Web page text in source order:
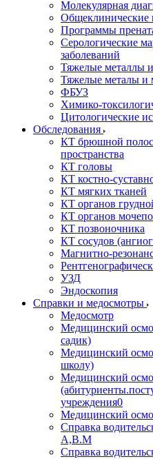
Молекулярная
Общеклинические
Программы
Серологические
заболеваний
Тяжелые металлы
Тяжелые металы и
ФБУЗ
Химико-
Цитологические
Обследования
КТ брюшной
пространства
КТ головы
КТ костно-
КТ мягких тканей
КТ органов
КТ органов
КТ позвоночника
КТ сосудов
Магнитно-
УЗД
Эндоскопия
Справки и медосмотры
Медосмотр
Медицинский
садик)
Медицинский
школу)
Медицинский
учреждения0
Медицинский
Справка
А,В.М
Справка